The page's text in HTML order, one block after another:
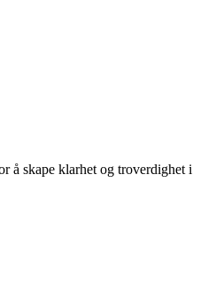
å skape klarhet og troverdighet i